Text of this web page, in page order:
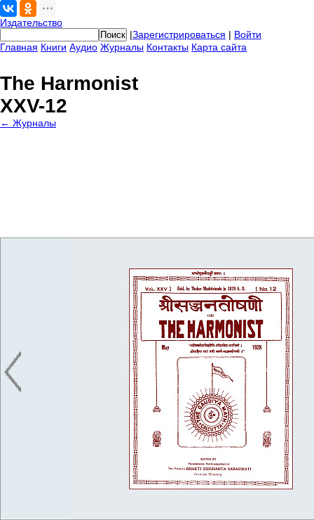
Издательство
|Зарегистрироваться | Войти
Главная Книги Аудио Журналы Контакты Карта сайта
The Harmonist
XXV-12
← Журналы
Временно нет в наличии